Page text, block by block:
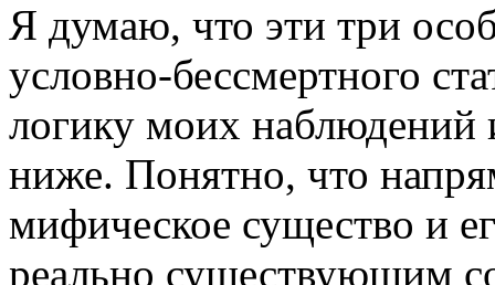
Я думаю, что эти три
условно-бессмертного
логику моих наблюдений
ниже. Понятно, что
мифическое существо и
реально существующим